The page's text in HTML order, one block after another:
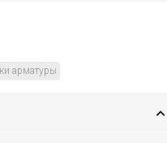
арматуры